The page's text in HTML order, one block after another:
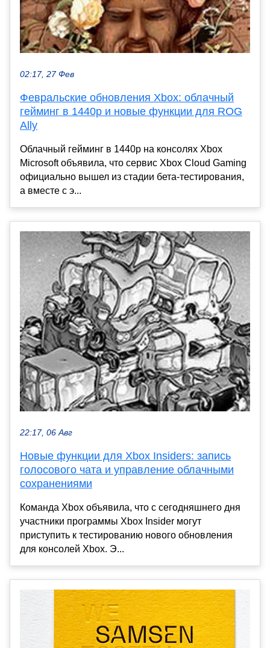
02:17, 27 Фев
Февральские обновления Xbox: облачный
гейминг в 1440p и новые функции для ROG
Ally
Облачный гейминг в 1440p на консолях Xbox
Microsoft объявила, что сервис Xbox Cloud Gaming
официально вышел из стадии бета-тестирования,
а вместе с э...
22:17, 06 Авг
Новые функции для Xbox Insiders: запись
голосового чата и управление облачными
сохранениями
Команда Xbox объявила, что с сегодняшнего дня
участники программы Xbox Insider могут
приступить к тестированию нового обновления
для консолей Xbox. Э...